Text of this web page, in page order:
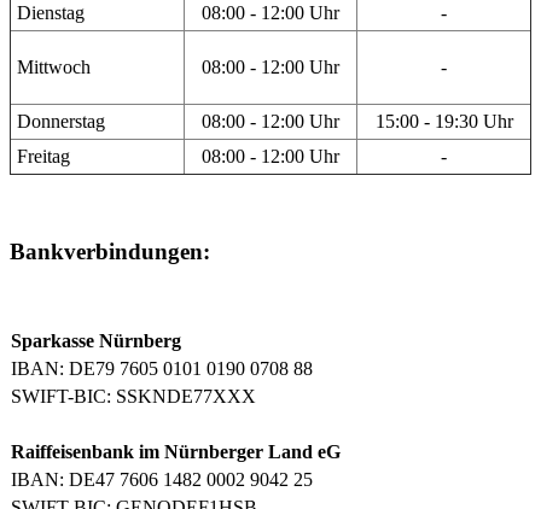
Dienstag
08:00 - 12:00 Uhr -
Mittwoch 08:00 - 12:00 Uhr -
Donnerstag 08:00 - 12:00 Uhr
15:00 - 19:30 Uhr
Freitag
08:00 - 12:00 Uhr -
Bankverbindungen:
Sparkasse Nürnberg
IBAN: DE79 7605 0101 0190 0708 88
SWIFT-BIC: SSKNDE77XXX
Raiffeisenbank im Nürnberger Land eG
IBAN: DE47 7606 1482 0002 9042 25